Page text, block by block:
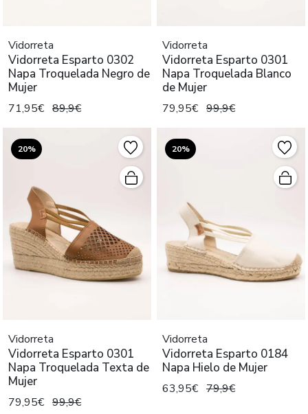
Vidorreta
Vidorreta Esparto 0302
Napa Troquelada Negro de
Mujer
71,95€ 89,9€
Vidorreta
Vidorreta Esparto 0301
Napa Troquelada Blanco
de Mujer
79,95€ 99,9€
20%
Vidorreta
Vidorreta Esparto 0301
Napa Troquelada Texta de
Mujer
79,95€ 99,9€
20%
Vidorreta
Vidorreta Esparto 0184
Napa Hielo de Mujer
63,95€ 79,9€